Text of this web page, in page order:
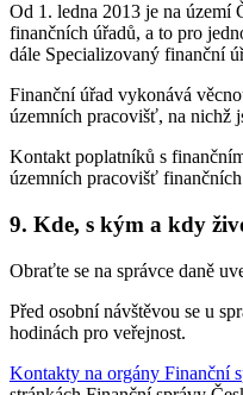
Od 1. ledna 2013 je na území
finančních úřadů, a to pro
dále Specializovaný finanční
Finanční úřad vykonává
územních pracovišť, na nichž
Kontakt poplatníků s
územních pracovišť
9. Kde, s kým a kdy
Obraťte se na správce daně
Před osobní návštěvou se u
hodinách pro veřejnost.
Kontakty na orgány Finanční